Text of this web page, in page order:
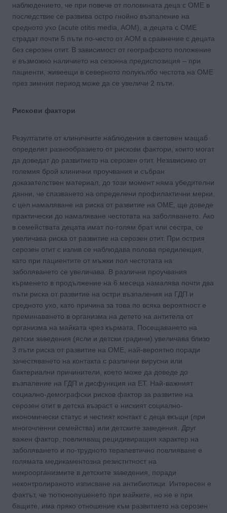
наблюдението, че при повече от половината деца с ОМЕ в
последствие се развива острo гнойно възпалениe на
средното ухо (acute otitis media, AOM), а децата с OME
страдат почти 5 пъти по-често от AOM в сравнение с децата
без серозен отит. В зависимост от географското положение
е възможно наличието на сезонна предиспозиция – при
пациенти, живеещи в северното полукълбо честота на OME
през зимния период може да се увеличи 2 пъти.
Рискови фактори
Резултатите от клиничните наблюдения в световен мащаб
определят разнообразието от рискови фактори, които могат
да доведат до развитието на серозен отит. Независимо от
големия брой клинични проучвания и събран
доказателствен материал, до този момент няма убедителни
данни, че спазването на определени профилактични мерки,
с цел намаляване на риска от развитие на OME, ще доведе
практически до намаляване честотата на заболяването. Ако
в семействата децата имат по-голям брат или сестра, се
увеличава риска от развитие на серозен отит. При острия
серозен отит с излив се наблюдава полова предилекция,
като при пациентите от мъжки пол честотата на
заболяването се увеличава. В различни проучвания
кърменето в продължение на 6 месеца намалява почти два
пъти риска от развитие на остри възпаления на ГДП и
средното ухо, като причина за това по всяка вероятност е
преминаването в организма на детето на антитела от
организма на майката чрез кърмата. Посещаването на
детски заведения (ясли и детски градини) увеличава близо
3 пъти риска от развитие на OME, най-вероятно поради
зачестяването на контакта с различни вирусни или
бактериални причинители, което може да доведе до
възпаление на ГДП и дисфункция на ЕТ. Най-важният
социално-демографски рисков фактор за развитие на
серозен отит в детска възраст е ниският социално-
икономически статус и честият контакт с деца вкъщи (при
многочленни семейства) или детските заведения. Друг
важен фактор, повлияващ рецидивиращия характер на
заболяването и по-трудното терапевтично повлияване е
голямата медикаментозна резистнтност на
микроорганизмите в детските заведения, поради
неконтролираното изписване на антибиотици. Интересен е
фактът, че тютюнопушенето при майките, но не е при
бащите, има пряко отношение към развитието на серозен